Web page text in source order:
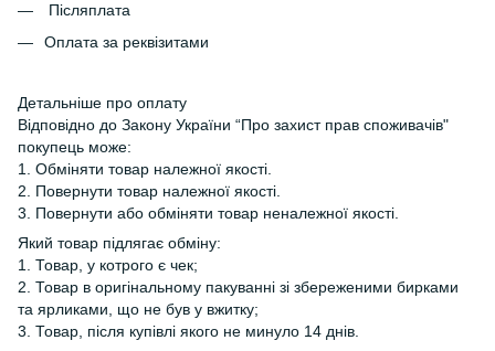
Післяплата
Оплата за реквізитами
Детальніше про оплату
Відповідно до Закону України “Про захист прав споживачів"
покупець може:
1. Обміняти товар належної якості.
2. Повернути товар належної якості.
3. Повернути або обміняти товар неналежної якості.
Який товар підлягає обміну:
1. Товар, у котрого є чек;
2. Товар в оригінальному пакуванні зі збереженими бирками
та ярликами, що не був у вжитку;
3. Товар, після купівлі якого не минуло 14 днів.